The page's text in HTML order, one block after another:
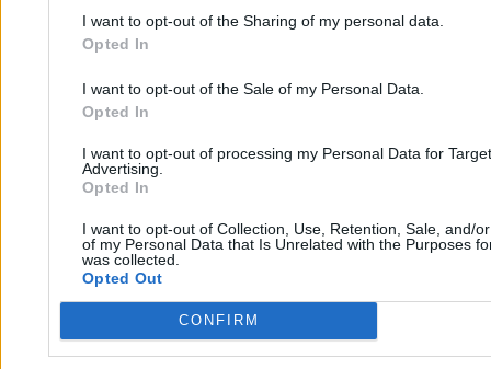
I want to opt-out of the Sharing of my personal data.
Opted In
I want to opt-out of the Sale of my Personal Data.
Opted In
I want to opt-out of processing my Personal Data for
Advertising.
Opted In
I want to opt-out of Collection, Use, Retention, Sale, and/
of my Personal Data that Is Unrelated with the Purposes
was collected.
Opted Out
CONFIRM